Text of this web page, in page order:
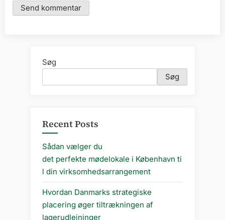
Søg
Søg
Recent Posts
Sådan vælger du
det perfekte mødelokale i København ti
l din virksomhedsarrangement
Hvordan Danmarks strategiske
placering øger tiltrækningen af
lagerudlejninger